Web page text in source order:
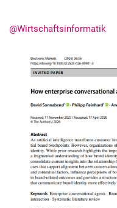
Aktuelles
Stellenangebote
Termine
@Wirtschaftsinformatik